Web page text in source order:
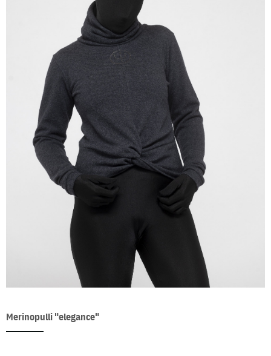
Merinopulli "elegance"